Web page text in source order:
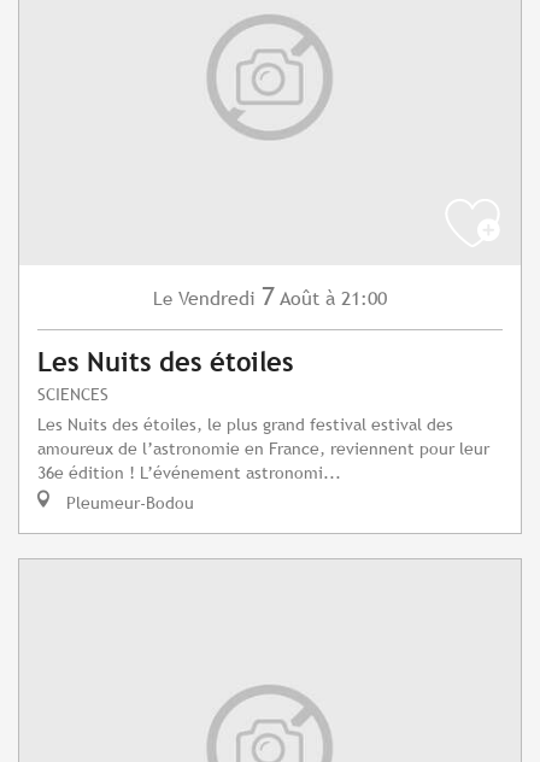
Le Vendredi 7 Août à 21:00
Les Nuits des étoiles
SCIENCES
Les Nuits des étoiles, le plus grand festival estival des
amoureux de l’astronomie en France, reviennent pour leur
36e édition ! L’événement astronomi...
Pleumeur-Bodou